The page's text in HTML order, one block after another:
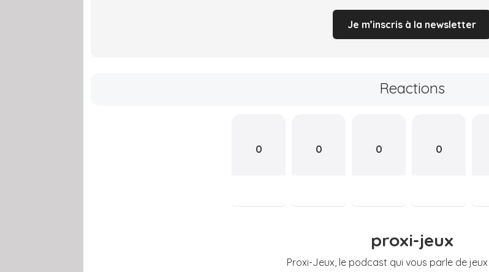
Je m’inscris à la newsletter
Reactions
0 0 0 0
proxi-jeux
Proxi-Jeux, le podcast qui vous parle de